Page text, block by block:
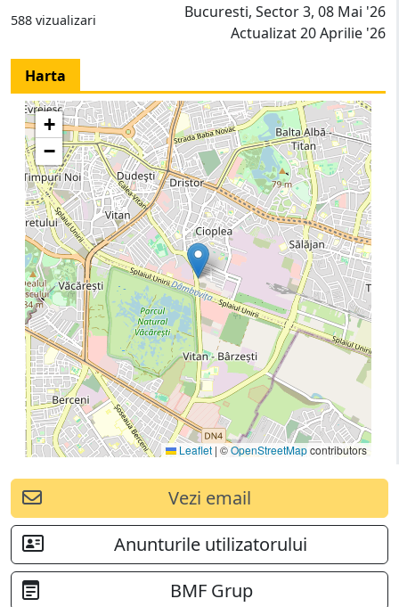
588 vizualizari
Bucuresti, Sector 3, 08 Mai '26
Actualizat 20 Aprilie '26
Harta
+
−
Leaflet | ©OpenStreetMapcontributors
Vezi email
Anunturile utilizatorului
BMF Grup